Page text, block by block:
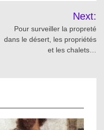
Next:
Pour surveiller la propreté
dans le désert, les propriétés
et les chalets…